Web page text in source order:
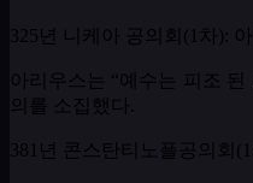
325년 니케아 공의회(1차):
아리우스는 “예수는 피조 된
의를 소집했다
381년 콘스탄티노플공의회 (